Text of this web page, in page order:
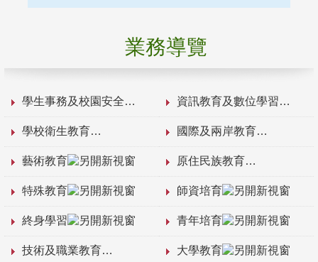
業務導覽
學生事務及校園安全 資訊教育及數位學習
學校衛生教育 國際及兩岸教育
藝術教育 原住民族教育
特殊教育 師資培育
終身學習 青年培育
技術及職業教育 大學教育